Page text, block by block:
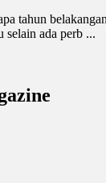
tahun
selain ada perb ...